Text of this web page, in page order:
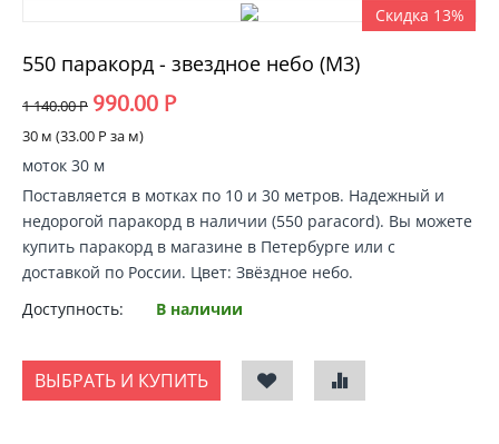
Скидка 13%
550 паракорд - звездное небо (М3)
1 140.00Р 990.00 Р
30 м (33.00 Р за м)
моток 30 м
Поставляется в мотках по 10 и 30 метров. Надежный и
недорогой паракорд в наличии (550 paracord). Вы можете
купить паракорд в магазине в Петербурге или с
доставкой по России. Цвет: Звёздное небо.
Доступность:
В наличии
ВЫБРАТЬ И КУПИТЬ